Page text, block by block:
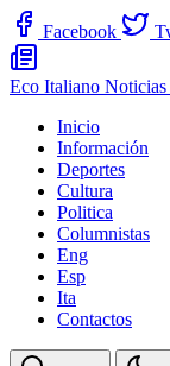
Facebook
Eco Italiano Noticias
Inicio
Información
Deportes
Cultura
Politica
Columnistas
Eng
Esp
Ita
Contactos